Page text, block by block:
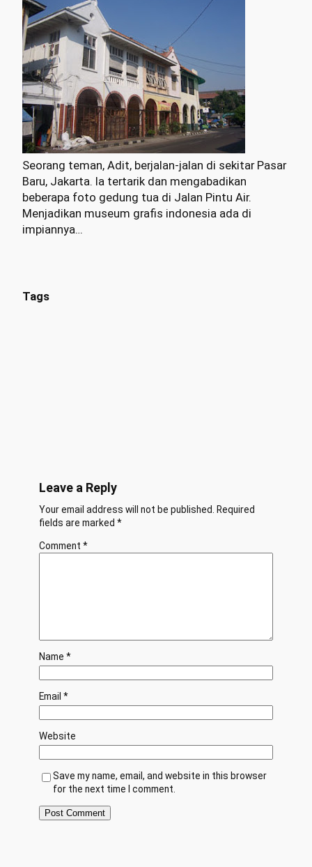
Seorang teman, Adit, berjalan-jalan di sekitar Pasar
Baru, Jakarta. Ia tertarik dan mengabadikan
beberapa foto gedung tua di Jalan Pintu Air.
Menjadikan museum grafis indonesia ada di
impiannya…
Tags
Leave a Reply
Your email address will not be published.
Required
fields are marked *
Comment *
Name *
Email *
Website
Save my name, email, and website in this browser
for the next time I comment.